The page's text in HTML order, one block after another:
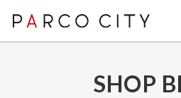
SHOP